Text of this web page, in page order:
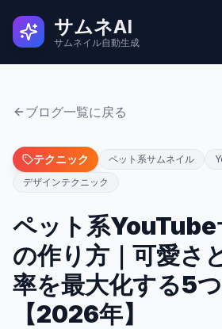
サムネAI
サムネイル自動生成
実例
ユーザーの声
料金
よくある質問
ブログ一覧に戻る
テクニック ペット系サムネイル
デザインテクニック
ペット系
の作り方｜可愛さ
率を最大化する5
【2026年】